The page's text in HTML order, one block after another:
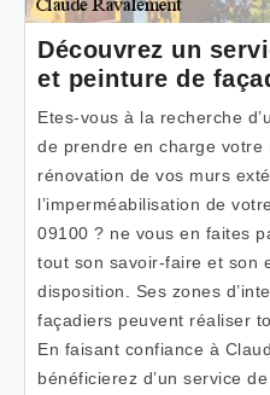
Découvrez un
et peinture de
Etes-vous à la recherche
de prendre en charge votre
rénovation de vos murs
l’imperméabilisation de
09100 ? ne vous en faites
tout son savoir-faire et son
disposition. Ses zones
façadiers peuvent réaliser
En faisant confiance à
bénéficierez d’un service